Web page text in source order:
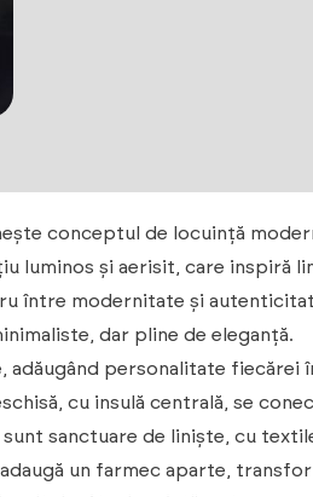
conceptul de locuință
luminos și aerisit, care
între modernitate și
dar pline de eleganță.
personalitate
cu insulă centrală, se
sanctuare de liniște, cu
un farmec aparte,